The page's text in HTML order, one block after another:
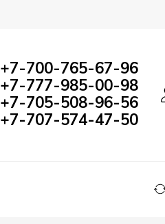
+7-700-765-67-96
+7-777-985-00-98
+7-705-508-96-56
+7-707-574-47-50